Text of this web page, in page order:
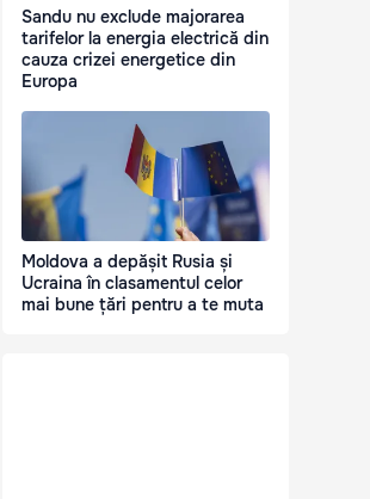
Sandu nu exclude majorarea
tarifelor la energia electrică din
cauza crizei energetice din
Europa
Moldova a depășit Rusia și
Ucraina în clasamentul celor
mai bune țări pentru a te muta